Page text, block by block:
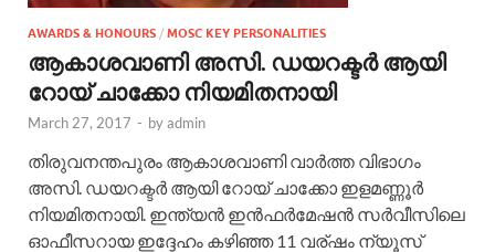
AWARDS & HONOURS / MOSC KEY PERSONALITIES
ആകാശവാണി അസി. ഡയറക്ടർ ആയി
റോയ് ചാക്കോ നിയമിതനായി
March 27, 2017 - byadmin
തിരുവനന്തപുരം ആകാശവാണി വാർത്ത വിഭാഗം
അസി. ഡയറക്ടർ ആയി റോയ് ചാക്കോ ഇളമണ്ണൂർ
നിയമിതനായി. ഇന്ത്യൻ ഇൻഫർമേഷൻ സർവീസിലെ
ഓഫീസറായ ഇദ്ദേഹം കഴിഞ്ഞ 11 വര്ഷം ന്യൂസ്